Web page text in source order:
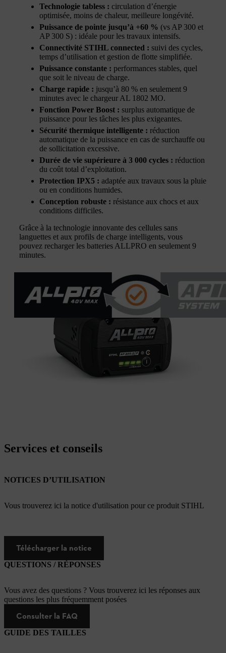
Technologie tabless : circulation d’énergie
optimisée, moins de chaleur, meilleure longévité.
Puissance de pointe jusqu’à +60 % (vs AP 300 et
AP 300 S) : idéale pour les travaux intensifs.
Connectivité STIHL connected : suivi des cycles,
temps d’utilisation et gestion de flotte simplifiée.
Puissance constante : performances stables, quel
que soit le niveau de charge.
Charge rapide : jusqu’à 80 % en seulement 9
minutes avec le chargeur AL 1802 MO.
Fonction Power Boost : surplus automatique de
puissance pour les tâches les plus exigeantes.
Sécurité thermique intelligente : réduction
automatique de la puissance en cas de surchauffe ou
de sollicitation excessive.
Durée de vie supérieure à 3 000 cycles : réduction
du coût total d’exploitation.
Protection IPX5 : adaptée aux travaux sous la pluie
ou en conditions humides.
Conception robuste : résistance aux chocs et aux
conditions difficiles.
Grâce à la technologie innovante des cellules sans
languettes et aux profils de charge intelligents, vous
pouvez recharger les batteries ALLPRO en seulement 9
minutes.
Services et conseils
NOTICES D’UTILISATION
Vous trouverez ici la notice d'utilisation pour ce produit STIHL
Télécharger la notice
QUESTIONS / RÉPONSES
Vous avez des questions ? Vous trouverez ici les réponses aux
questions les plus fréquemment posées
Consulter la FAQ
GUIDE DES TAILLES